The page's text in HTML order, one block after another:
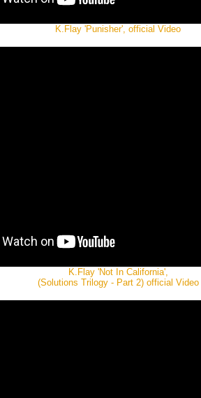
K.Flay 'Punisher', official Video
K.Flay 'Not In California',
(Solutions Trilogy - Part 2) official Video